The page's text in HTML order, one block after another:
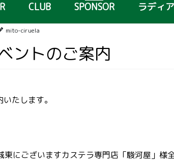
CLUB SPONSOR ラディ
mito-ciruela
ントのご案内
たします。
にございますカステラ専門店「駿河屋」様